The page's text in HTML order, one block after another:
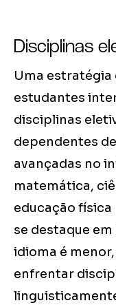
Disciplinas
Uma
estudantes
disciplinas
dependentes
avançadas no
matemática,
educação
se destaque
idioma é
enfrentar